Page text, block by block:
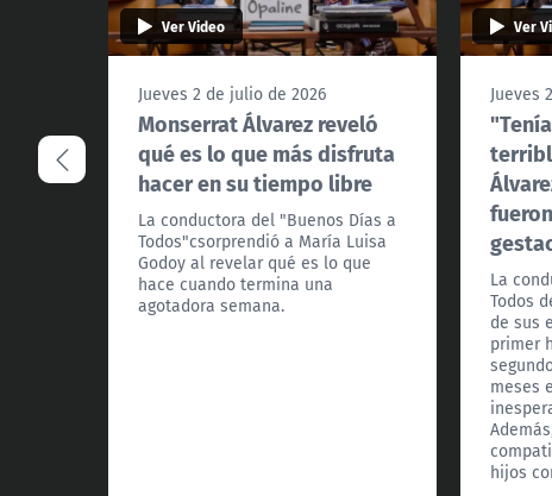
Ver Video
Jueves 2 de julio de 2026
Monserrat Álvarez reveló
qué es lo que más disfruta
hacer en su tiempo libre
La conductora del "Buenos Días a
Todos"csorprendió a María Luisa
Godoy al revelar qué es lo que
hace cuando termina una
agotadora semana.
Ver
Jueves
La
Todos
de sus
primer
meses
hijos